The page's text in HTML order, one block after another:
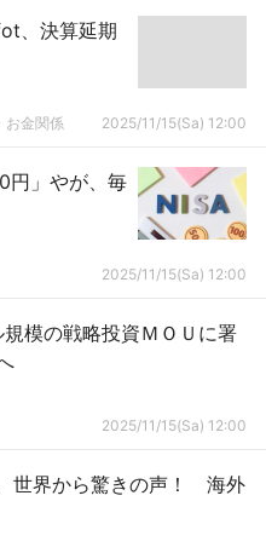
、決算延期
お金関係 2025/11/15(Sa) 12:00
円」やが、毎
2025/11/15(Sa) 12:00
模の戦略投資ＭＯＵに署
2025/11/15(Sa) 12:00
世界から驚きの声！ 海外